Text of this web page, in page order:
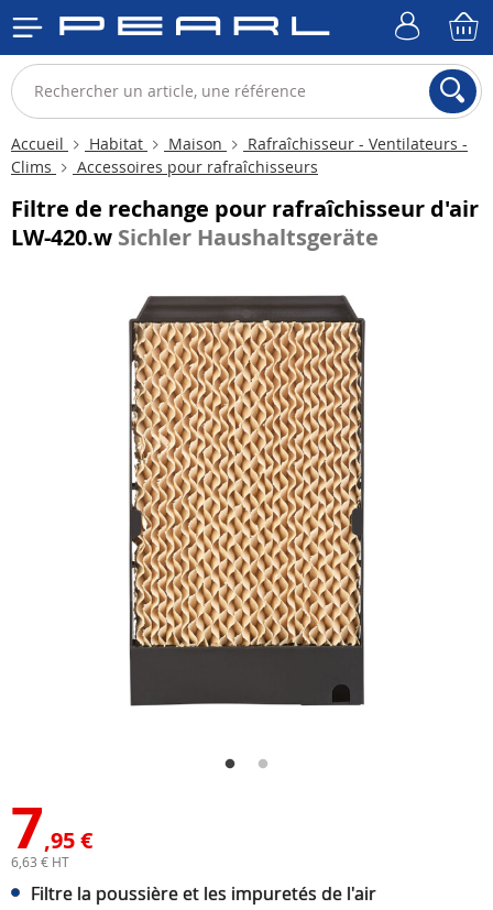
Accueil Habitat Maison
Rafraîchisseur - Ventilateurs -
Clims
Accessoires pour rafraîchisseurs
Filtre de rechange pour rafraîchisseur d'air
LW-420.w Sichler Haushaltsgeräte
7,95 €
6,63 € HT
Filtre la poussière et les impuretés de l'air